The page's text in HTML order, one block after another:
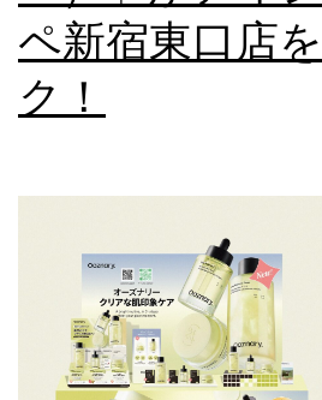
ペ新宿東口店
ク！